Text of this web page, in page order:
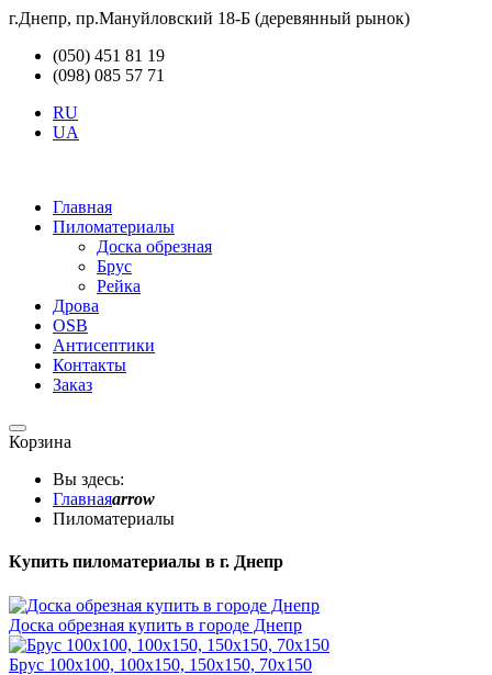
г.Днепр, пр.Мануйловский 18-Б (деревянный рынок)
(050) 451 81 19
(098) 085 57 71
RU
UA
Главная
Пиломатериалы
Доска обрезная
Брус
Рейка
Дрова
OSB
Антисептики
Контакты
Заказ
Корзина
Вы здесь:
Главнаяarrow
Пиломатериалы
Купить пиломатериалы в г. Днепр
Доска обрезная купить в городе Днепр
Брус 100х100, 100х150, 150х150, 70х150